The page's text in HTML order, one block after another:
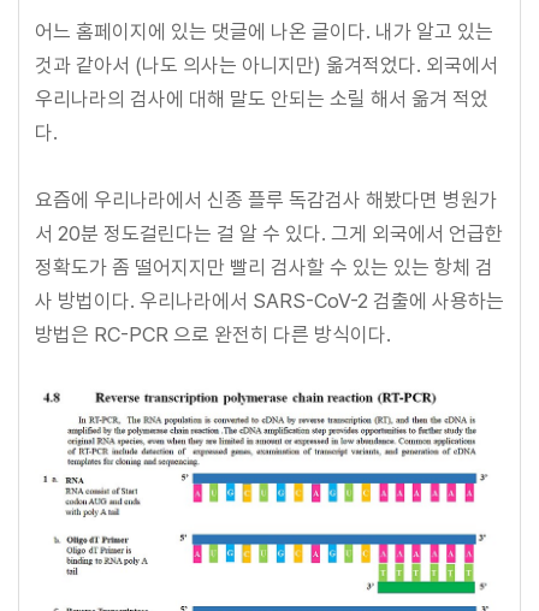
어느 홈페이지에 있는 댓글에 나온 글이다. 내가 알고 있는
것과 같아서 (나도 의사는 아니지만) 옮겨적었다. 외국에서
우리나라의 검사에 대해 말도 안되는 소릴 해서 옮겨 적었
다.
요즘에 우리나라에서 신종 플루 독감검사 해봤다면 병원가
서 20분 정도걸린다는 걸 알 수 있다. 그게 외국에서 언급한
정확도가 좀 떨어지지만 빨리 검사할 수 있는 있는 항체 검
사 방법이다. 우리나라에서 SARS-CoV-2 검출에 사용하는
방법은 RC-PCR 으로 완전히 다른 방식이다.